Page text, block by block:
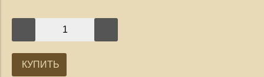
КУПИТЬ